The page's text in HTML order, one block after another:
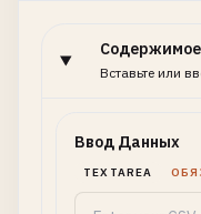
Содержимое
Вставьте или
Ввод Данных
TEXTAREA